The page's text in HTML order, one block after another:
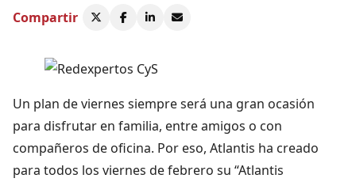
Compartir
Un plan de viernes siempre será una gran ocasión
para disfrutar en familia, entre amigos o con
compañeros de oficina. Por eso, Atlantis ha creado
para todos los viernes de febrero su “Atlantis